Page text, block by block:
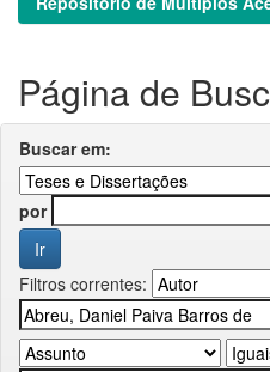
Página de
Buscar em:
por
Filtros correntes: